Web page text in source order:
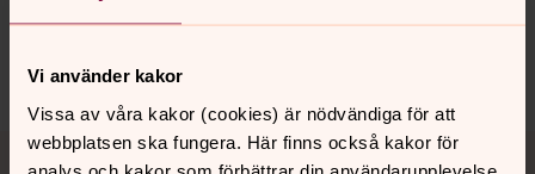
Vi använder kakor
Vissa av våra kakor (cookies) är nödvändiga för att
webbplatsen ska fungera. Här finns också kakor för
analys och kakor som förbättrar din användarupplevelse,
orbyskeneforsamling@svenskakyrkan.se
Dela
Tillbaka till toppen
Tillbaka till innehållet